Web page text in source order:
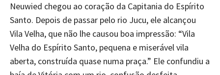
Neuwied chegou ao coração da Capitania do Espírito
Santo. Depois de passar pelo rio Jucu, ele alcançou
Vila Velha, que não lhe causou boa impressão: “Vila
Velha do Espírito Santo, pequena e miserável vila
aberta, construída quase numa praça.” Ele confundiu a